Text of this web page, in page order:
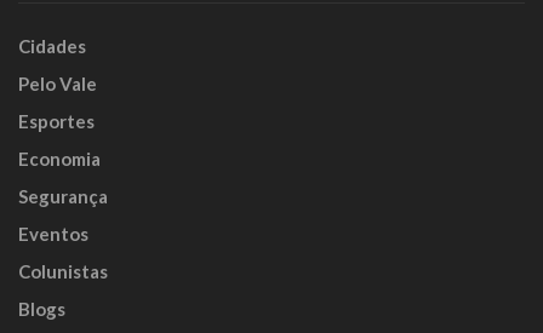
Cidades
Pelo Vale
Esportes
Economia
Segurança
Eventos
Colunistas
Blogs